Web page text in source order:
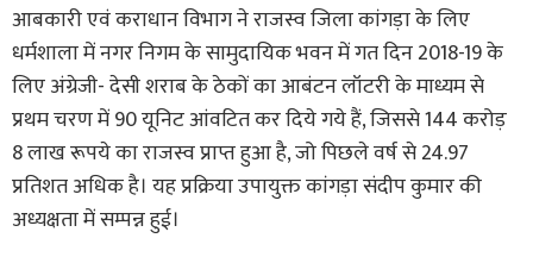
आबकारी एवं कराधान विभाग ने राजस्व जिला कांगड़ा के लिए
धर्मशाला में नगर निगम के सामुदायिक भवन में गत दिन 2018-19 के
लिए अंग्रेजी- देसी शराब के ठेकों का आबंटन लॉटरी के माध्यम से
प्रथम चरण में 90 यूनिट आंवटित कर दिये गये हैं, जिससे 144 करोड़
8 लाख रूपये का राजस्व प्राप्त हुआ है, जो पिछले वर्ष से 24.97
प्रतिशत अधिक है। यह प्रक्रिया उपायुक्त कांगड़ा संदीप कुमार की
अध्यक्षता में सम्पन्न हुई।